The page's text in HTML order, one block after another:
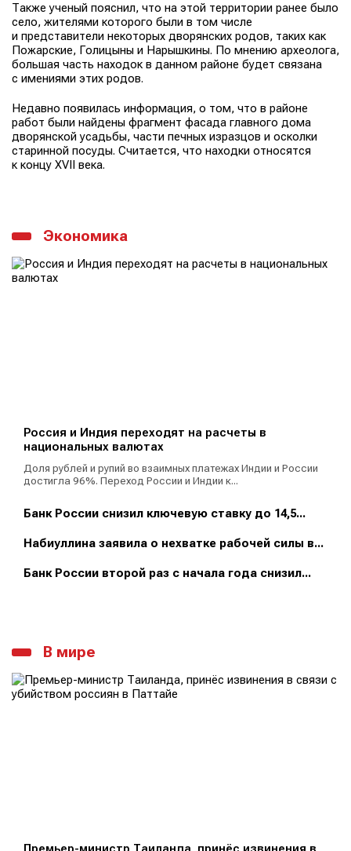
Также ученый пояснил, что на этой территории ранее было
село, жителями которого были в том числе
и представители некоторых дворянских родов, таких как
Пожарские, Голицыны и Нарышкины. По мнению археолога,
большая часть находок в данном районе будет связана
с имениями этих родов.
Недавно появилась информация, о том, что в районе
работ были найдены фрагмент фасада главного дома
дворянской усадьбы, части печных изразцов и осколки
старинной посуды. Считается, что находки относятся
к концу XVII века.
Экономика
Россия и Индия переходят на расчеты в
национальных валютах
Доля рублей и рупий во взаимных платежах Индии и России
достигла 96%. Переход России и Индии к...
Банк России снизил ключевую ставку до 14,5...
Набиуллина заявила о нехватке рабочей силы в...
Банк России второй раз с начала года снизил...
В мире